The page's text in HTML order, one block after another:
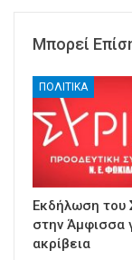
Μπορεί
ΠΟΛΙΤΙΚΑ
Εκδήλωση του
στην Άμφισσα
ακρίβεια